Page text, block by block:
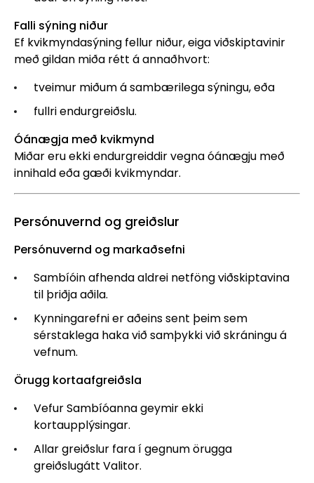
Falli sýning niður
Ef kvikmyndasýning fellur niður, eiga viðskiptavinir
með gildan miða rétt á annaðhvort:
tveimur miðum á sambærilega sýningu, eða
fullri endurgreiðslu.
Óánægja með kvikmynd
Miðar eru ekki endurgreiddir vegna óánægju með
innihald eða gæði kvikmyndar.
Persónuvernd og greiðslur
Persónuvernd og markaðsefni
Sambíóin afhenda aldrei netföng viðskiptavina
til þriðja aðila.
Kynningarefni er aðeins sent þeim sem
sérstaklega haka við samþykki við skráningu á
vefnum.
Örugg kortaafgreiðsla
Vefur Sambíóanna geymir ekki
kortaupplýsingar.
Allar greiðslur fara í gegnum örugga
greiðslugátt Valitor.